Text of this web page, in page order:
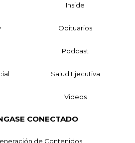
Inside
Obituarios
Podcast
Salud Ejecutiva
Videos
CONECTADO
de Contenidos